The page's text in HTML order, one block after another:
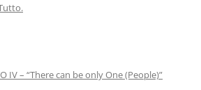
IV – “There can be only One (People)”